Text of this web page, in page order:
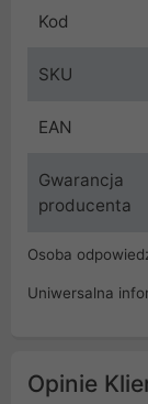
Kod
SKU
EAN
Gwarancja
producenta
Osoba
Uniwersalna
Opinie